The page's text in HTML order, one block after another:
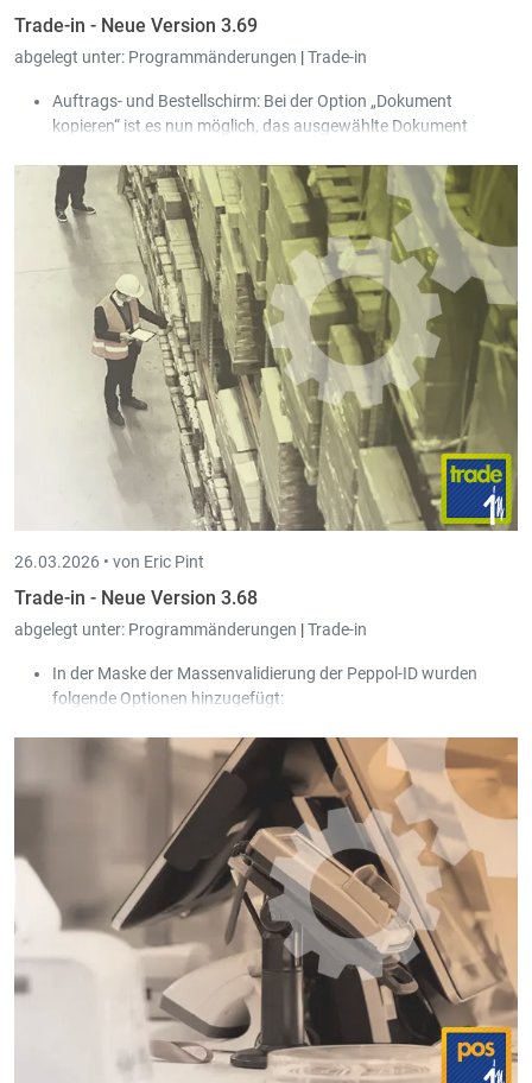
Trade-in - Neue Version 3.69
abgelegt unter: Programmänderungen |Trade-in
Auftrags- und Bestellschirm: Bei der Option „Dokument
kopieren“ ist es nun möglich, das ausgewählte Dokument
vom Benutzer über eine Auswahl gefiltert werden können.
26.03.2026 • von Eric Pint
Trade-in - Neue Version 3.68
abgelegt unter: Programmänderungen |Trade-in
In der Maske der Massenvalidierung der Peppol-ID wurden
folgende Optionen hinzugefügt:
Einstellungen bei bereits bestehenden Peppol-Kunden